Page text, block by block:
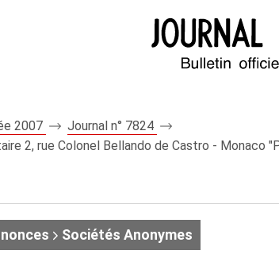
2007
Journal n° 7824
2, rue Colonel Bellando de Castro - Monaco
Sociétés Anonymes